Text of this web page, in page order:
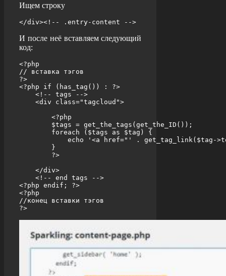
Ищем строку
</div><!-- .entry-content -->
И после неё вставляем следующий
код:
<?php
// вставка тэгов
?>
<?php if (has_tag()) : ?>
    <!-- tags -->
    <div class="tagcloud">
        <?php
        $tags = get_the_tags(get_the_ID());
        foreach ($tags as $tag) {
echo '<a href="' . get_tag_link($tag-
        }
        ?>
    </div>
    <!-- end tags -->
<?php endif; ?>
<?php
//конец вставки тэгов
?>